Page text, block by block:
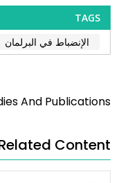
TAGS
الإنضباط في البرلمان
And Publications
Content